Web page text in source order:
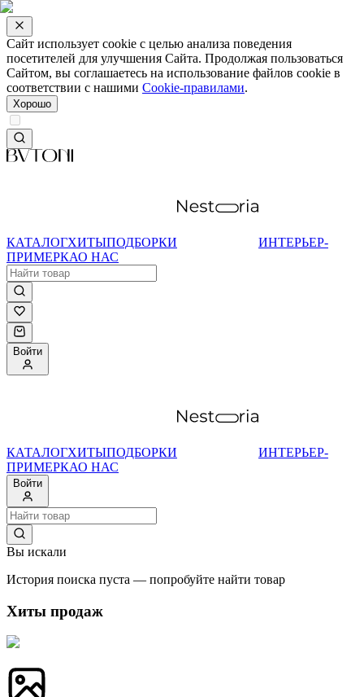
Сайт использует cookie с целью анализа поведения
посетителей для улучшения Сайта. Продолжая пользоваться
Сайтом, вы соглашаетесь на использование файлов cookie в
соответствии с нашими Cookie-правилами.
Хорошо
КАТАЛОГХИТЫПОДБОРКИ
ИНТЕРЬЕР-
ПРИМЕРКАО НАС
Войти
КАТАЛОГХИТЫПОДБОРКИ
ИНТЕРЬЕР-
ПРИМЕРКАО НАС
Войти
Вы искали
История поиска пуста — попробуйте найти товар
Хиты продаж